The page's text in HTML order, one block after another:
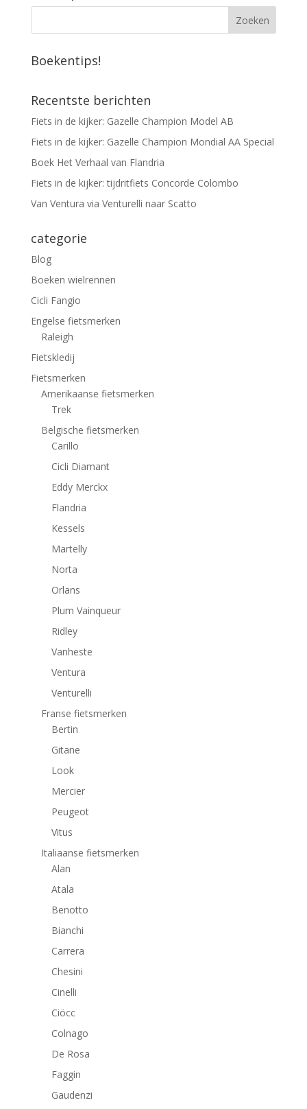
Boekentips!
Recentste berichten
Fiets in de kijker: Gazelle Champion Model AB
Fiets in de kijker: Gazelle Champion Mondial AA Special
Boek Het Verhaal van Flandria
Fiets in de kijker: tijdritfiets Concorde Colombo
Van Ventura via Venturelli naar Scatto
categorie
Blog
Boeken wielrennen
Cicli Fangio
Engelse fietsmerken
Raleigh
Fietskledij
Fietsmerken
Amerikaanse fietsmerken
Trek
Belgische fietsmerken
Carillo
Cicli Diamant
Eddy Merckx
Flandria
Kessels
Martelly
Norta
Orlans
Plum Vainqueur
Ridley
Vanheste
Ventura
Venturelli
Franse fietsmerken
Bertin
Gitane
Look
Mercier
Peugeot
Vitus
Italiaanse fietsmerken
Alan
Atala
Benotto
Bianchi
Carrera
Chesini
Cinelli
Ciöcc
Colnago
De Rosa
Faggin
Gaudenzi